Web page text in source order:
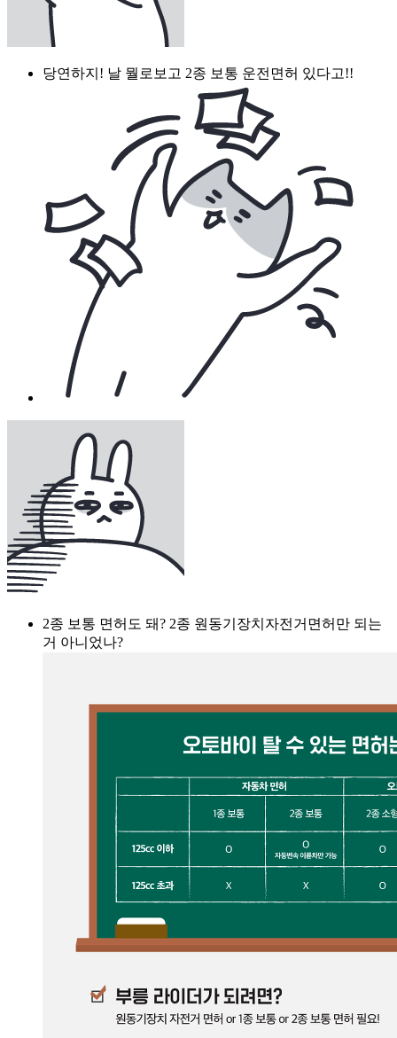
당연하지! 날 뭘로보고 2종 보통 운전면허 있다고!!
2종 보통 면허도 돼? 2종 원동기장치자전거면허만 되는
거 아니었나?